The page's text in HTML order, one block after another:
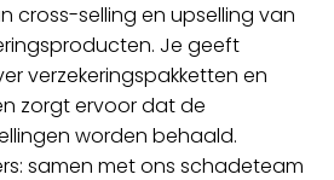
cross-selling en upselling van
Je geeft
verzekeringspakketten en
zorgt ervoor dat de
worden behaald.
met ons schadeteam